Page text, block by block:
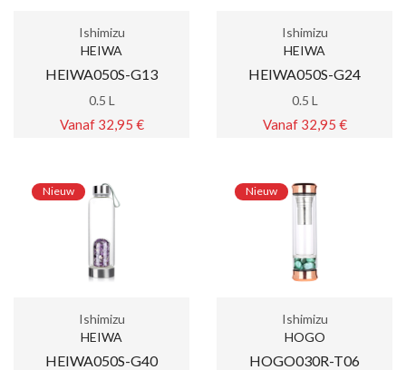
Ishimizu
HEIWA
HEIWA050S-G13
0.5 L
Vanaf 32,95 €
Ishimizu
HEIWA
HEIWA050S-G24
0.5 L
Vanaf 32,95 €
Nieuw
Ishimizu
HEIWA
HEIWA050S-G40
Nieuw
Ishimizu
HOGO
HOGO030R-T06